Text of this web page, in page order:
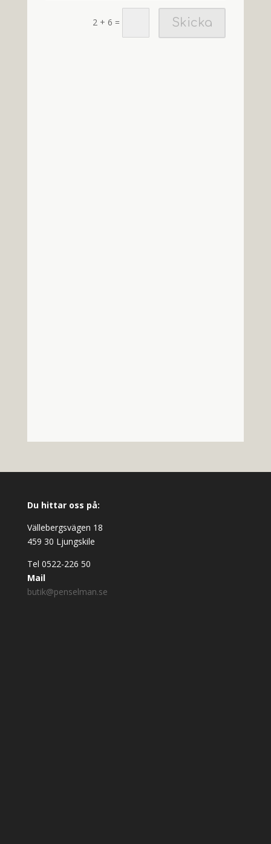
Skicka
2 + 6 =
Du hittar oss på:
Vällebergsvägen 18
459 30 Ljungskile
Tel 0522-226 50
Mail
butik@penselman.se